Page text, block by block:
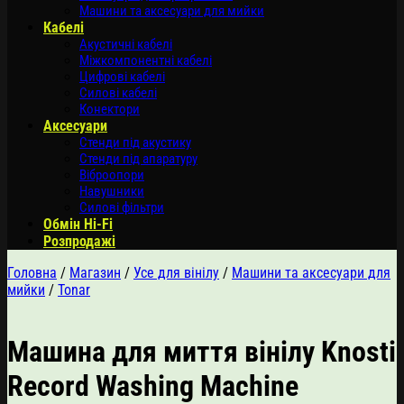
Машини та аксесуари для мийки
Кабелі
Акустичні кабелі
Міжкомпонентні кабелі
Цифрові кабелі
Силові кабелі
Конектори
Аксесуари
Стенди під акустику
Стенди під апаратуру
Віброопори
Навушники
Силові фільтри
Обмін Hi-Fi
Розпродажі
Головна / Магазин / Усе для вінілу / Машини та аксесуари для
мийки / Tonar
Машина для миття вінілу Knosti
Record Washing Machine